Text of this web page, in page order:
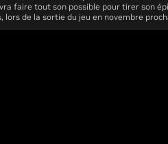
faire tout son possible pour tirer son
lors de la sortie du jeu en novembre